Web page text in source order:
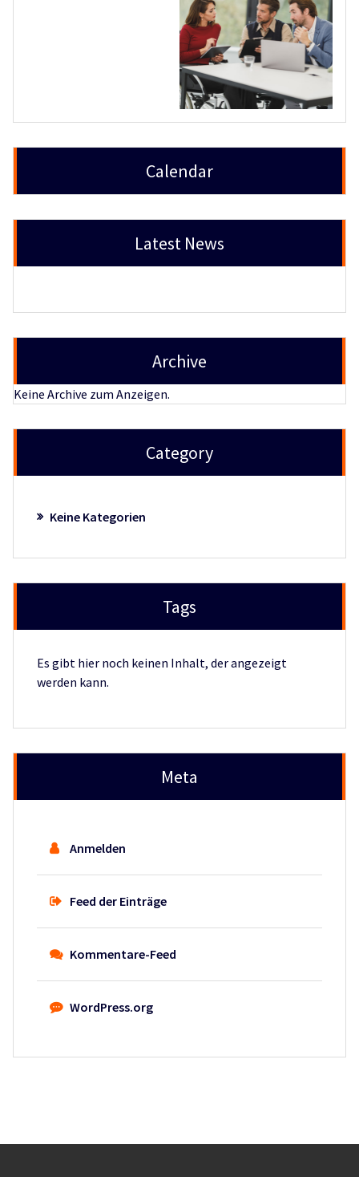
Calendar
Latest News
Archive
Keine Archive zum Anzeigen.
Category
Keine Kategorien
Tags
Es gibt hier noch keinen Inhalt, der angezeigt
werden kann.
Meta
Anmelden
Feed der Einträge
Kommentare-Feed
WordPress.org